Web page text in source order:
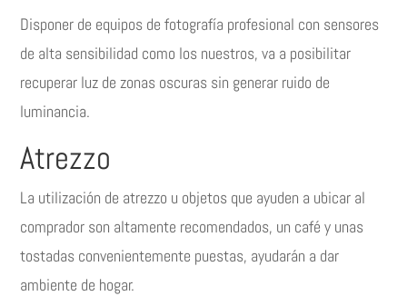
Disponer de equipos de fotografía profesional con sensores
de alta sensibilidad como los nuestros, va a posibilitar
recuperar luz de zonas oscuras sin generar ruido de
luminancia.
Atrezzo
La utilización de atrezzo u objetos que ayuden a ubicar al
comprador son altamente recomendados, un café y unas
tostadas convenientemente puestas, ayudarán a dar
ambiente de hogar.